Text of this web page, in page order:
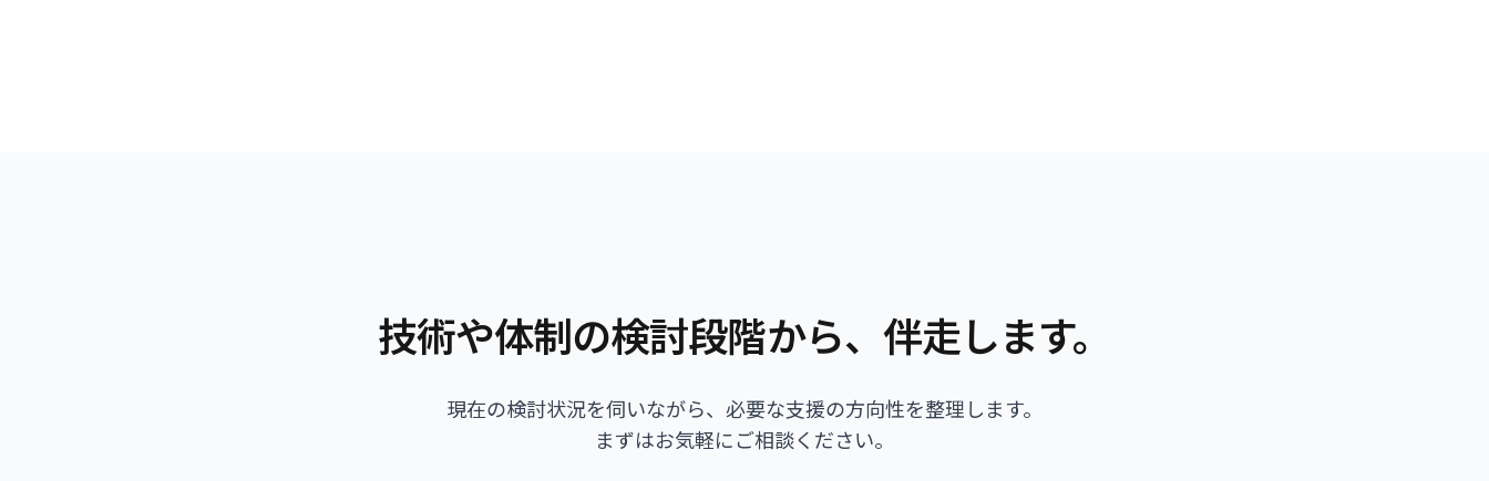
技術や体制の検討段階から、伴走します。
現在の検討状況を伺いながら、必要な支援の方向性を整理します。
まずはお気軽にご相談ください。